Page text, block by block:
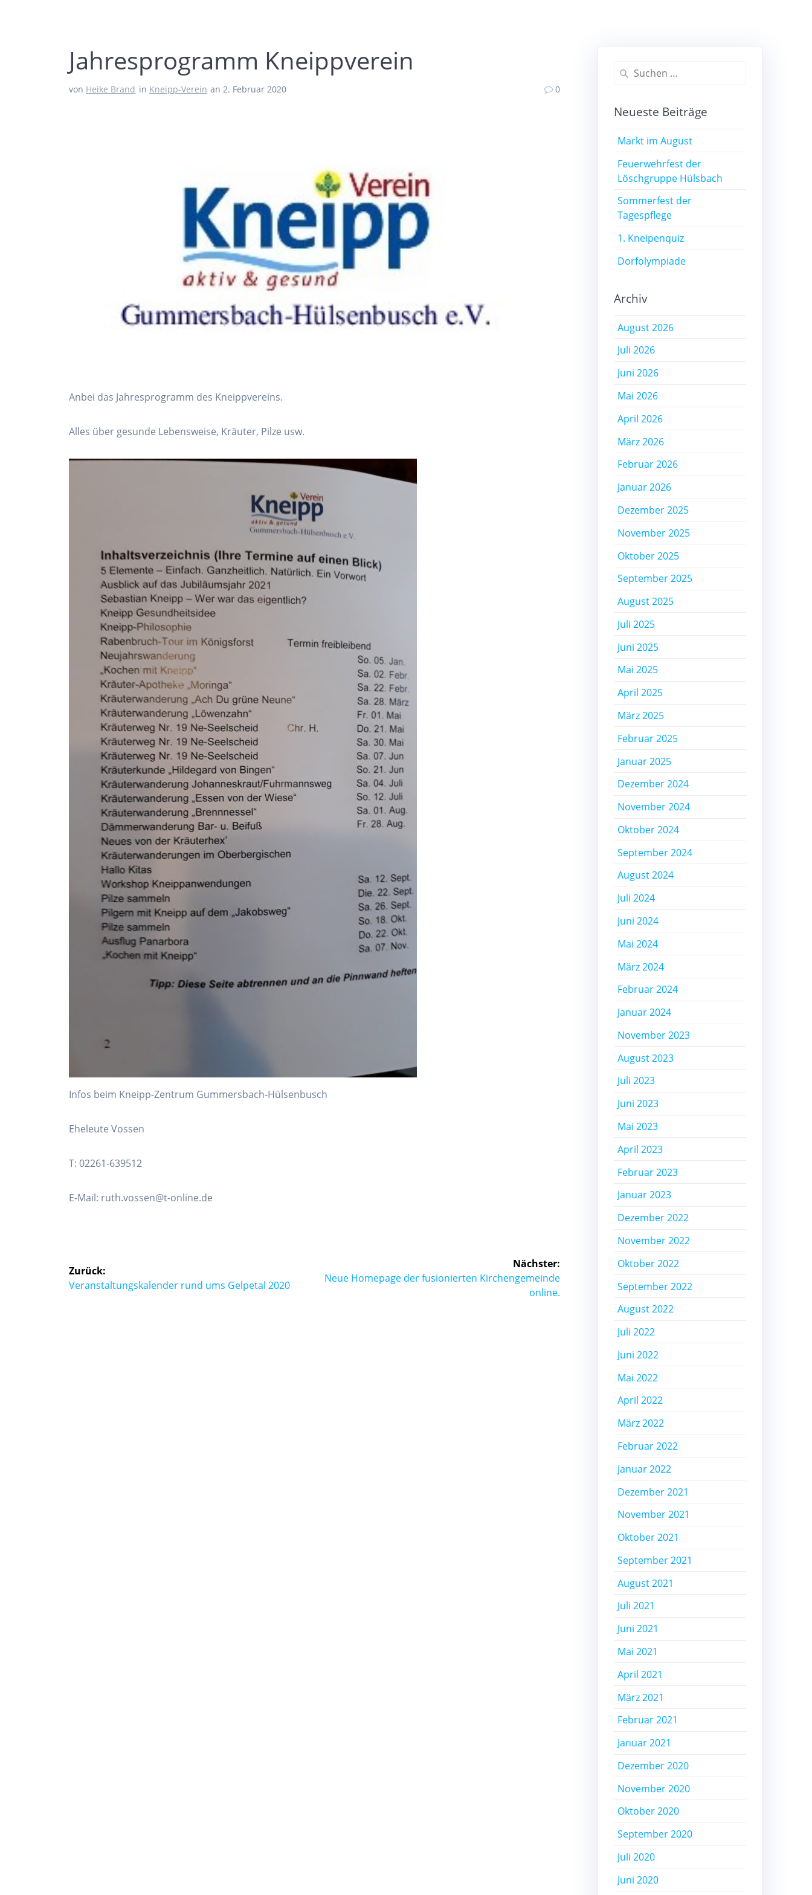
Jahresprogramm Kneippverein
von Heike Brand in Kneipp-Verein an 2. Februar 2020 0
Anbei das Jahresprogramm des Kneippvereins.
Alles über gesunde Lebensweise, Kräuter, Pilze usw.
Infos beim Kneipp-Zentrum Gummersbach-Hülsenbusch
Eheleute Vossen
T: 02261-639512
E-Mail: ruth.vossen@t-online.de
Beitragsnavigation
Zurück:
Vorheriger
Veranstaltungskalender rund ums Gelpetal 2020
Nächster:
Nächster
Neue Homepage der fusionierten Kirchengemeinde
online.
Suchen
Neueste Beiträge
Markt im August
Feuerwehrfest der
Löschgruppe Hülsbach
Sommerfest der
Tagespflege
1. Kneipenquiz
Dorfolympiade
Archiv
August 2026
Juli 2026
Juni 2026
Mai 2026
April 2026
März 2026
Februar 2026
Januar 2026
Dezember 2025
November 2025
Oktober 2025
September 2025
August 2025
Juli 2025
Juni 2025
Mai 2025
April 2025
März 2025
Februar 2025
Januar 2025
Dezember 2024
November 2024
Oktober 2024
September 2024
August 2024
Juli 2024
Juni 2024
Mai 2024
März 2024
Februar 2024
Januar 2024
November 2023
August 2023
Juli 2023
Juni 2023
Mai 2023
April 2023
Februar 2023
Januar 2023
Dezember 2022
November 2022
Oktober 2022
September 2022
August 2022
Juli 2022
Juni 2022
Mai 2022
April 2022
März 2022
Februar 2022
Januar 2022
Dezember 2021
November 2021
Oktober 2021
September 2021
August 2021
Juli 2021
Juni 2021
Mai 2021
April 2021
März 2021
Februar 2021
Januar 2021
Dezember 2020
November 2020
Oktober 2020
September 2020
Juli 2020
Juni 2020